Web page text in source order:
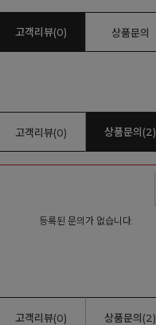
고객리뷰(0) 상품문의
고객리뷰(0) 상품문의(2)
등록된 문의가 없습니다.
고객리뷰(0) 상품문의(2)